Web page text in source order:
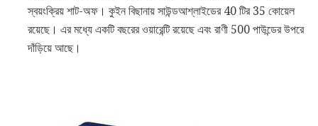
স্বয়ংক্রিয় শাট-অফ। কুইন বিছানায় সাউন্ডআশ্লাইডের 40 টির 35 কোয়েল
রয়েছে। এর মধ্যে একটি বছরের ওয়ারেন্টি রয়েছে এবং রাণী 500 পাউন্ডের উপরে
দাঁড়িয়ে আছে।